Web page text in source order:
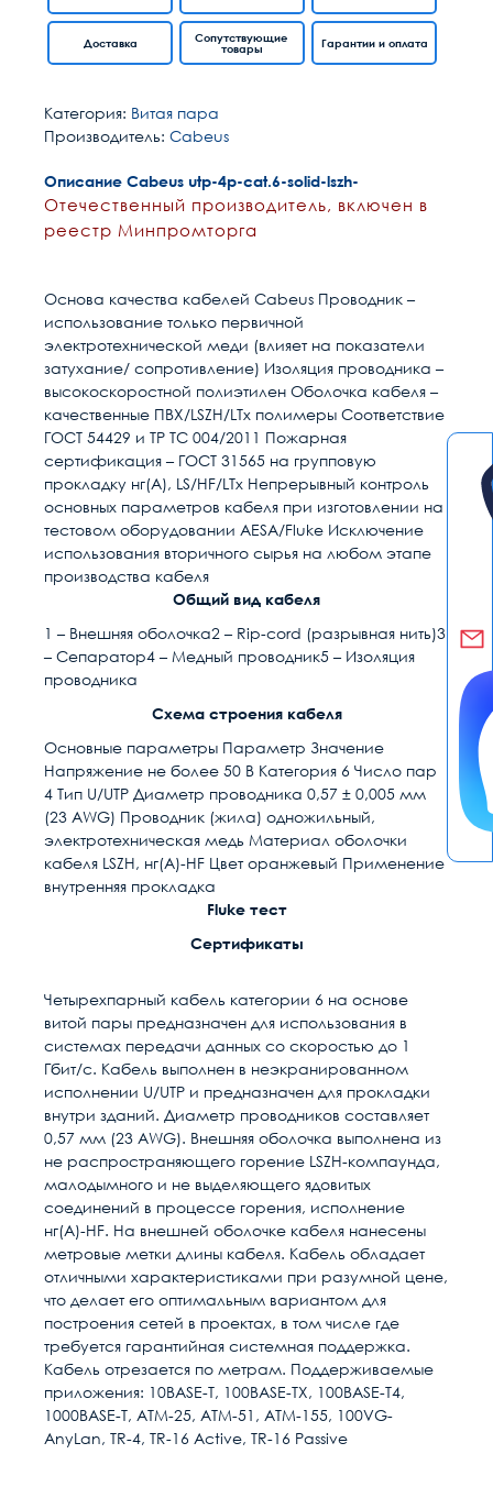
Доставка
Сопутствующие
товары
Гарантии и оплата
Категория: Витая пара
Производитель: Cabeus
Описание Cabeus utp-4p-cat.6-solid-lszh-
Отечественный производитель, включен в
реестр Минпромторга
Основа качества кабелей Cabeus Проводник –
использование только первичной
электротехнической меди (влияет на показатели
затухание/ сопротивление) Изоляция проводника –
высокоскоростной полиэтилен Оболочка кабеля –
качественные ПВХ/LSZH/LTx полимеры Соответствие
ГОСТ 54429 и ТР ТС 004/2011 Пожарная
сертификация – ГОСТ 31565 на групповую
прокладку нг(А), LS/HF/LTx Непрерывный контроль
основных параметров кабеля при изготовлении на
тестовом оборудовании AESA/Fluke Исключение
использования вторичного сырья на любом этапе
производства кабеля
Общий вид кабеля
1 – Внешняя оболочка2 – Rip-cord (разрывная нить)3
– Сепаратор4 – Медный проводник5 – Изоляция
проводника
Схема строения кабеля
Основные параметры Параметр Значение
Напряжение не более 50 В Категория 6 Число пар
4 Тип U/UTP Диаметр проводника 0,57 ± 0,005 мм
(23 AWG) Проводник (жила) одножильный,
электротехническая медь Материал оболочки
кабеля LSZH, нг(А)-HF Цвет оранжевый Применение
внутренняя прокладка
Fluke тест
Сертификаты
Четырехпарный кабель категории 6 на основе
витой пары предназначен для использования в
системах передачи данных со скоростью до 1
Гбит/c. Кабель выполнен в неэкранированном
исполнении U/UTP и предназначен для прокладки
внутри зданий. Диаметр проводников составляет
0,57 мм (23 AWG). Внешняя оболочка выполнена из
не распространяющего горение LSZH-компаунда,
малодымного и не выделяющего ядовитых
соединений в процессе горения, исполнение
нг(А)-HF. На внешней оболочке кабеля нанесены
метровые метки длины кабеля. Кабель обладает
отличными характеристиками при разумной цене,
что делает его оптимальным вариантом для
построения сетей в проектах, в том числе где
требуется гарантийная системная поддержка.
Кабель отрезается по метрам. Поддерживаемые
приложения: 10BASE-T, 100BASE-TX, 100BASE-T4,
1000BASE-T, ATM-25, ATM-51, ATM-155, 100VG-
AnyLan, TR-4, TR-16 Active, TR-16 Passive